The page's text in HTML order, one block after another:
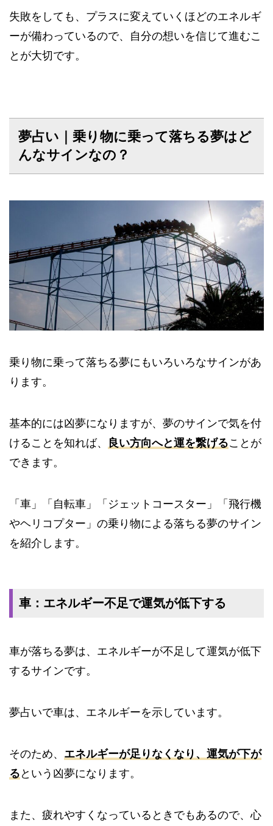
失敗をしても、プラスに変えていくほどのエネルギ
ーが備わっているので、自分の想いを信じて進むこ
とが大切です。
夢占い｜乗り物に乗って落ちる夢はど
んなサインなの？
乗り物に乗って落ちる夢にもいろいろなサインがあ
ります。
基本的には凶夢になりますが、夢のサインで気を付
けることを知れば、
良い方向へと運を繋げることが
できます。
「車」「自転車」「ジェットコースター」「飛行機
やヘリコプター」の乗り物による落ちる夢のサイン
を紹介します。
車：エネルギー不足で運気が低下する
車が落ちる夢は、エネルギーが不足して運気が低下
するサインです。
夢占いで車は、エネルギーを示しています。
そのため、 エネルギーが足りなくなり、運気が下が
る という凶夢になります。
また、疲れやすくなっているときでもあるので、心